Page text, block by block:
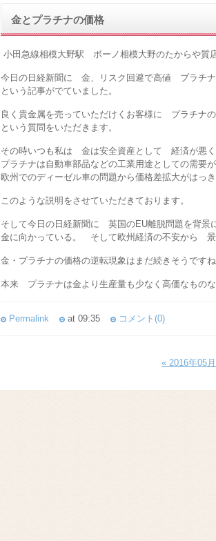
金とプラチナの価格
小田急線相模大野駅 ボーノ相模大野のたからや質
今日の日経新聞に 金、リスク回避で高値 プラチナ
という記事がでていました。
良く貴金属を売っていただけくお客様に プラチナ
という質問をいただきます。
その時いつも私は 金は安全資産として 経済が悪く
プラチナは自動車部品などの工業用途としての需要
欧州でのディーゼル車の問題から価格差拡大がはっ
このような説明をさせていただきております。
そして今日の日経新聞に 英国のEU離脱問題を背景
金に向かっている。 そして欧州経済の不安から
金・プラチナの価格の逆転現象はまだ続きそうですね
本来 プラチナは金より生産量も少なく高価なもの
Permalink at 09:35 コメント(0)
« 2016年05月